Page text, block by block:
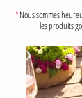
"Nous sommes
les produits